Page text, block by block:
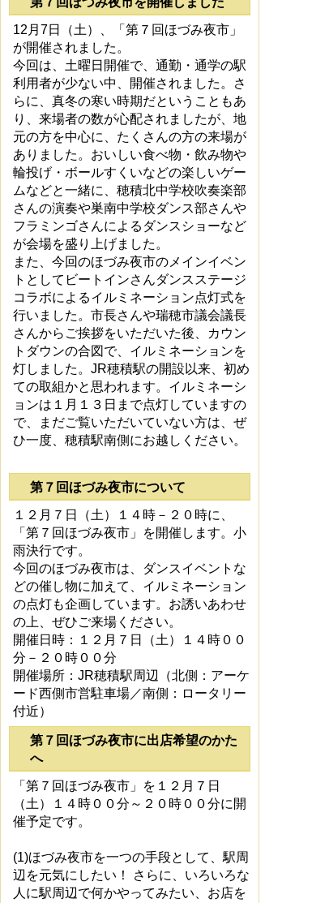
12月7日（土）、「第７回ほづみ夜市」
が開催されました。
今回は、土曜日開催で、通勤・通学の駅
利用者が少ない中、開催されました。さ
らに、真冬の寒い時期だということもあ
り、来場者の数が心配されましたが、地
元の方を中心に、たくさんの方の来場が
ありました。おいしい食べ物・飲み物や
輪投げ・ボールすくいなどの楽しいゲー
ムなどと一緒に、穂積北中学校吹奏楽部
さんの演奏や巣南中学校ダンス部さんや
フラミンゴさんによるダンスショーなど
が会場を盛り上げました。
また、今回のほづみ夜市のメインイベン
トとしてビートインさんダンスステージ
コラボによるイルミネーション点灯式を
行いました。市長さんや瑞穂市議会議長
さんからご挨拶をいただいた後、カウン
トダウンの合図で、イルミネーションを
灯しました。JR穂積駅の開設以来、初め
ての取組かと思われます。イルミネーシ
ョンは１月１３日まで点灯していますの
で、まだご覧いただいていない方は、ぜ
ひ一度、穂積駅南側にお越しください。
第７回ほづみ夜市について
１２月７日（土）１４時－２０時に、
「第７回ほづみ夜市」を開催します。小
雨決行です。
今回のほづみ夜市は、ダンスイベントな
どの催し物に加えて、イルミネーション
の点灯も企画しています。お誘いあわせ
の上、ぜひご来場ください。
開催日時：１２月７日（土）１４時００
分－２０時００分
開催場所：JR穂積駅周辺（北側：アーケ
ード西側市営駐車場／南側：ロータリー
付近）
第７回ほづみ夜市に出店希望のかた
へ
「第７回ほづみ夜市」を１２月７日
（土）１４時００分～２０時００分に開
催予定です。
(1)ほづみ夜市を一つの手段として、駅周
辺を元気にしたい！ さらに、いろいろな
人に駅周辺で何かやってみたい、お店を